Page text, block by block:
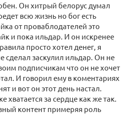
Он хитрый белорус думал
всю жизнь но бог есть
от проваблодателей это
и пока ильдар. И он искренее
просто хотел денег, я
сделал заскулил ильдар. Он не
подписчикам что он не хочет
И говорил ему в коментариях
и вот он этот день настал.
за сердце как же так.
контент примеряя роль